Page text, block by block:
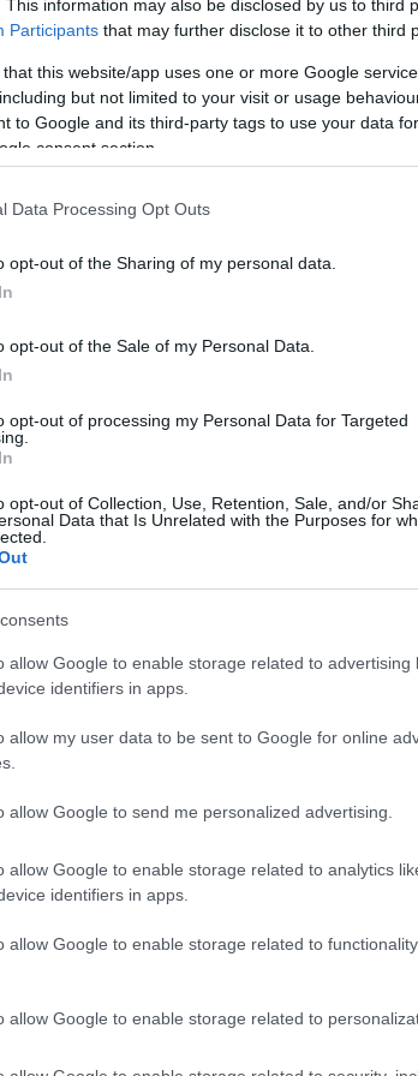
This information may also be disclosed by us to third
Participants that may further disclose it to other third
that this website/app uses one or more Google
but not limited to your visit or usage
to Google and its third-party tags to use your data
consent section.
Data Processing Opt Outs
opt-out of the Sharing of my personal data.
opt-out of the Sale of my Personal Data.
opt-out of processing my Personal Data for Targeted
opt-out of Collection, Use, Retention, Sale, and/or
Data that Is Unrelated with the Purposes for
allow Google to enable storage related to advertising
identifiers in apps.
allow my user data to be sent to Google for online
allow Google to send me personalized advertising.
allow Google to enable storage related to analytics
identifiers in apps.
allow Google to enable storage related to
allow Google to enable storage related to
: Ουρανούπολη, Καστανιά,
: Κοζάνη, Καλέντζι, Θάσος,
διαδικασιών για τα Ξενία
Καλέντζι και Ηγουμενίτσα
αξιοποίησης
Ιωαννίνων έως το 2027, ωστόσο, μετά
την επιστροφή του. Η
αποτελεί σημαντικό σημείο
ανοίξει δίαυλο επικοινωνίας με την
τον Μάρτιο του 2026 , ώστε να
σύγχρονης
σε προνομιακή τοποθεσία με
το 2003, παρά τις τρεις ανεπιτυχείς